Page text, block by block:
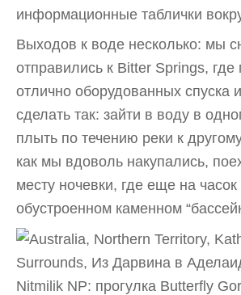
информационные таблички
Выходов к воде несколько: мы
отправились к Bitter Springs,
отлично оборудованных спуска
сделать так: зайти в воду в
плыть по течению реки к
как мы вдоволь накупались,
месту ночевки, где еще на часок
обустроенном каменном